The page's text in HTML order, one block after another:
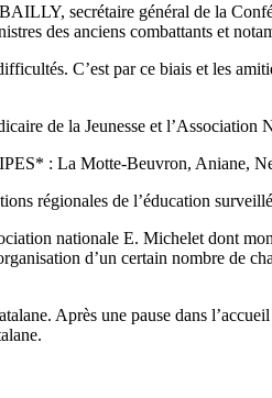
secrétaire général de la
des anciens combattants et
C’est par ce biais et les
de la Jeunesse et
: La Motte-Beuvron, Aniane,
régionales de l’éducation
nationale E. Michelet dont
d’un certain nombre de
Après une pause dans